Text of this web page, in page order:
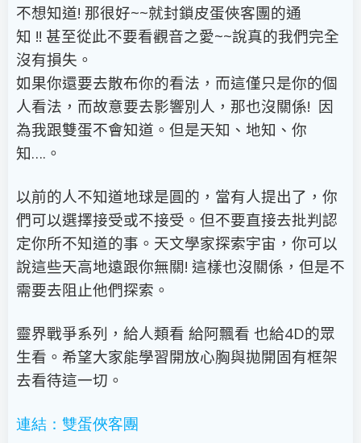
不想知道! 那很好~~就封鎖皮蛋俠客團的通
知 !! 甚至從此不要看觀音之愛~~說真的我們完全
沒有損失。
如果你還要去散布你的看法，而這僅只是你的個
人看法，而故意要去影響別人，那也沒關係! 因
為我跟雙蛋不會知道。但是天知、地知、你
知….。
以前的人不知道地球是圓的，當有人提出了，你
們可以選擇接受或不接受。但不要直接去批判認
定你所不知道的事。天文學家探索宇宙，你可以
說這些天高地遠跟你無關! 這樣也沒關係，但是不
需要去阻止他們探索。
靈界戰爭系列，給人類看 給阿飄看 也給4D的眾
生看。希望大家能學習開放心胸與拋開固有框架
去看待這一切。
連結：雙蛋俠客團